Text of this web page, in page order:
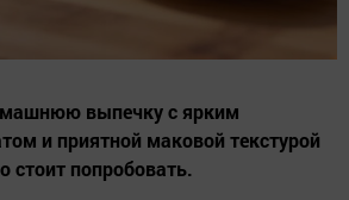
выпечку с ярким
и приятной маковой текстурой
стоит попробовать.